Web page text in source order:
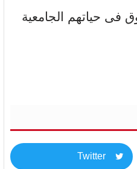
فى حياتهم الجامعية
Twitter